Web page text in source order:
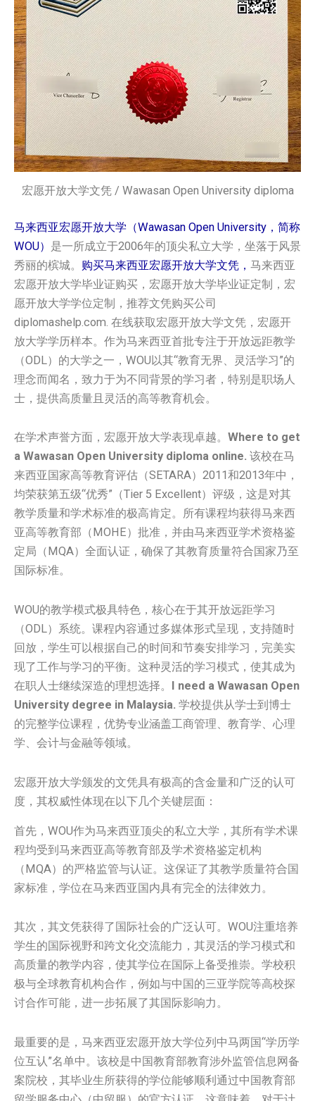
宏愿开放大学文凭 / Wawasan Open University diploma
马来西亚宏愿开放大学（Wawasan Open University，简称
WOU） 是一所成立于2006年的顶尖私立大学，坐落于风景
秀丽的槟城。 购买马来西亚宏愿开放大学文凭， 马来西亚
宏愿开放大学毕业证购买，宏愿开放大学毕业证定制，宏
愿开放大学学位定制，推荐文凭购买公司
diplomashelp.com. 在线获取宏愿开放大学文凭，宏愿开
放大学学历样本。作为马来西亚首批专注于开放远距教学
（ODL）的大学之一，WOU以其“教育无界、灵活学习”的
理念而闻名，致力于为不同背景的学习者，特别是职场人
士，提供高质量且灵活的高等教育机会。
在学术声誉方面，宏愿开放大学表现卓越。 Where to get
a Wawasan Open University diploma online. 该校在马
来西亚国家高等教育评估（SETARA）2011和2013年中，
均荣获第五级“优秀”（Tier 5 Excellent）评级，这是对其
教学质量和学术标准的极高肯定。所有课程均获得马来西
亚高等教育部（MOHE）批准，并由马来西亚学术资格鉴
定局（MQA）全面认证，确保了其教育质量符合国家乃至
国际标准。
WOU的教学模式极具特色，核心在于其开放远距学习
（ODL）系统。课程内容通过多媒体形式呈现，支持随时
回放，学生可以根据自己的时间和节奏安排学习，完美实
现了工作与学习的平衡。这种灵活的学习模式，使其成为
在职人士继续深造的理想选择。 I need a Wawasan Open
University degree in Malaysia. 学校提供从学士到博士
的完整学位课程，优势专业涵盖工商管理、教育学、心理
学、会计与金融等领域。
宏愿开放大学颁发的文凭具有极高的含金量和广泛的认可
度，其权威性体现在以下几个关键层面：
首先，WOU作为马来西亚顶尖的私立大学，其所有学术课
程均受到马来西亚高等教育部及学术资格鉴定机构
（MQA）的严格监管与认证。这保证了其教学质量符合国
家标准，学位在马来西亚国内具有完全的法律效力。
其次，其文凭获得了国际社会的广泛认可。WOU注重培养
学生的国际视野和跨文化交流能力，其灵活的学习模式和
高质量的教学内容，使其学位在国际上备受推崇。学校积
极与全球教育机构合作，例如与中国的三亚学院等高校探
讨合作可能，进一步拓展了其国际影响力。
最重要的是，马来西亚宏愿开放大学位列中马两国“学历学
位互认”名单中。该校是中国教育部教育涉外监管信息网备
案院校，其毕业生所获得的学位能够顺利通过中国教育部